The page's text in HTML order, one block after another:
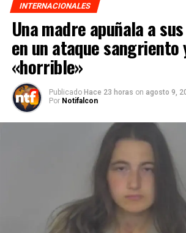
INTERNACIONALES
Una madre apuñala a
en un ataque sangriento
«horrible»
Publicado Hace 23 horas on agosto 9,
Por Notifalcon